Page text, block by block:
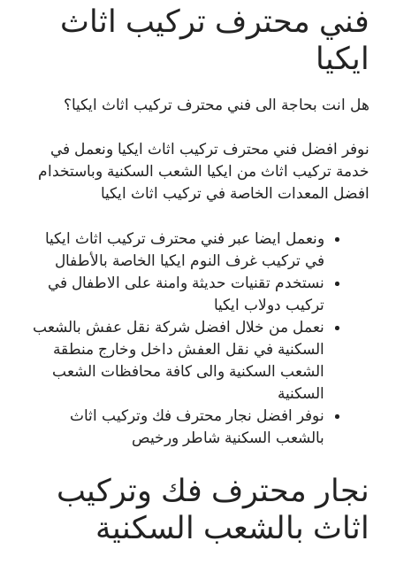
فني محترف تركيب اثاث
ايكيا
هل انت بحاجة الى فني محترف تركيب اثاث ايكيا؟
نوفر افضل فني محترف تركيب اثاث ايكيا ونعمل في
خدمة تركيب اثاث من ايكيا الشعب السكنية وباستخدام
افضل المعدات الخاصة في تركيب اثاث ايكيا
ونعمل ايضا عبر فني محترف تركيب اثاث ايكيا
في تركيب غرف النوم ايكيا الخاصة بالأطفال
نستخدم تقنيات حديثة وامنة على الاطفال في
تركيب دولاب ايكيا
نعمل من خلال افضل شركة نقل عفش بالشعب
السكنية في نقل العفش داخل وخارج منطقة
الشعب السكنية والى كافة محافظات الشعب
السكنية
نوفر افضل نجار محترف فك وتركيب اثاث
بالشعب السكنية شاطر ورخيص
نجار محترف فك وتركيب
اثاث بالشعب السكنية